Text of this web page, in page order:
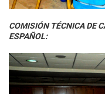
COMISIÓN TÉCNICA DE
ESPAÑOL: